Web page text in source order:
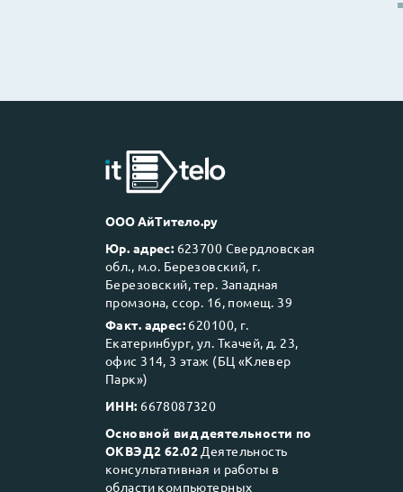
ООО АйТитело.ру
Юр. адрес: 623700 Свердловская
обл., м.о. Березовский, г.
Березовский, тер. Западная
промзона, ссор. 16, помещ. 39
Факт. адрес: 620100, г.
Екатеринбург, ул. Ткачей, д. 23,
офис 314, 3 этаж (БЦ «Клевер
Парк»)
ИНН: 6678087320
Основной вид деятельности по
ОКВЭД2 62.02 Деятельность
консультативная и работы в
области компьютерных